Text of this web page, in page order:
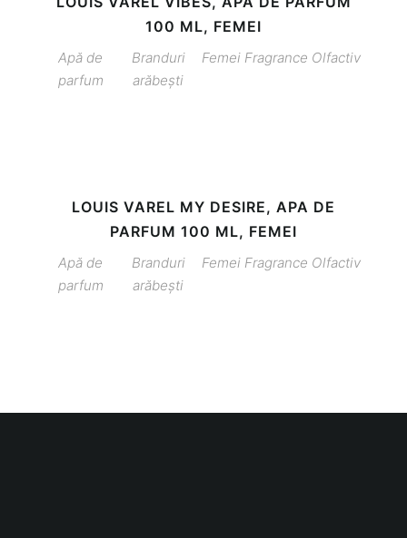
100 ML, FEMEI
Apă de
parfum
Branduri
arăbești
Femei Fragrance Olfactiv
LOUIS VAREL MY DESIRE, APA DE
PARFUM 100 ML, FEMEI
Apă de
parfum
Branduri
arăbești
Femei Fragrance Olfactiv